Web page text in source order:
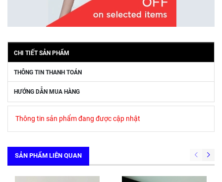
CHI TIẾT SẢN PHẨM
THÔNG TIN THANH TOÁN
HƯỚNG DẪN MUA HÀNG
Thông tin sản phẩm đang được cập nhật
SẢN PHẨM LIÊN QUAN